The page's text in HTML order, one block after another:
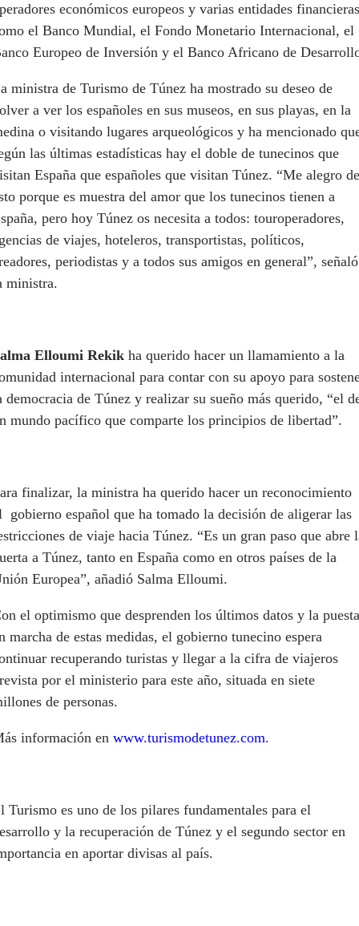
económicos europeos y varias entidades financieras
el Banco Mundial, el Fondo Monetario Internacional, el
Europeo de Inversión y el Banco Africano de
ministra de Turismo de Túnez ha mostrado su deseo de
a ver los españoles en sus museos, en sus playas, en la
o visitando lugares arqueológicos y ha mencionado
las últimas estadísticas hay el doble de tunecinos que
España que españoles que visitan Túnez. “Me alegro de
porque es muestra del amor que los tunecinos tienen a
pero hoy Túnez os necesita a todos: touroperadores,
de viajes, hoteleros, transportistas, políticos,
periodistas y a todos sus amigos en general”, señaló
ministra.
Elloumi Rekik ha querido hacer un llamamiento a la
internacional para contar con su apoyo para
democracia de Túnez y realizar su sueño más querido, “el
mundo pacífico que comparte los principios de libertad”.
finalizar, la ministra ha querido hacer un reconocimiento
gobierno español que ha tomado la decisión de aligerar las
de viaje hacia Túnez. “Es un gran paso que abre
a Túnez, tanto en España como en otros países de la
Europea”, añadió Salma Elloumi.
el optimismo que desprenden los últimos datos y la puesta
marcha de estas medidas, el gobierno tunecino espera
recuperando turistas y llegar a la cifra de viajeros
por el ministerio para este año, situada en siete
de personas.
información en www.turismodetunez.com.
Turismo es uno de los pilares fundamentales para el
y la recuperación de Túnez y el segundo sector en
en aportar divisas al país.